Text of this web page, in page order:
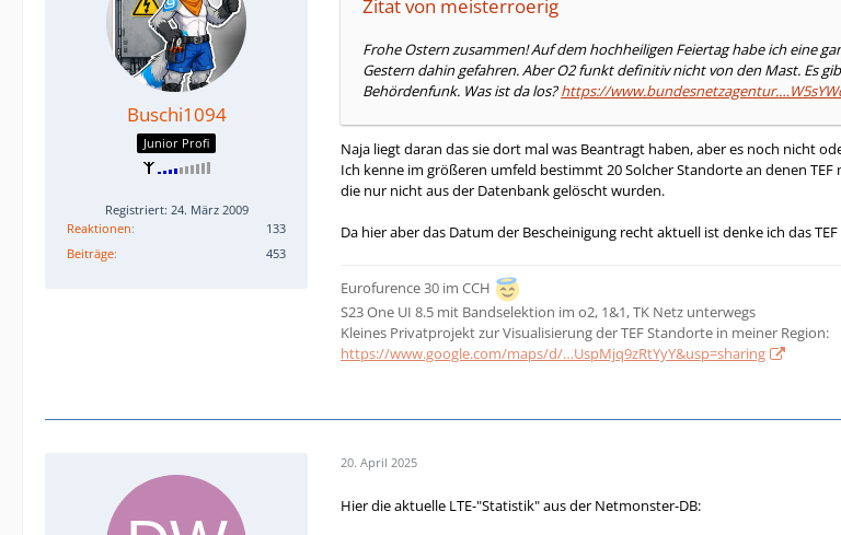
Buschi1094
Junior Profi
Registriert: 24. März 2009
Reaktionen
133
Beiträge
453
Zitat von meisterroerig
Frohe Ostern zusammen! Auf dem hochheiligen Feiertag habe ich eine
Gestern dahin gefahren. Aber O2 funkt definitiv nicht von den Mast. Es
Behördenfunk. Was ist da los?https://
Naja liegt daran das sie dort mal was Beantragt haben, aber es noch nicht
Ich kenne im größeren umfeld bestimmt 20 Solcher Standorte an denen
die nur nicht aus der Datenbank gelöscht wurden.
Da hier aber das Datum der Bescheinigung recht aktuell ist denke ich das
Eurofurence 30 im CCH
S23 One UI 8.5 mit Bandselektion im o2, 1&1, TK Netz unterwegs
Kleines Privatprojekt zur Visualisierung der TEF Standorte in meiner Region:
https://www.google.com/maps/d/…UspMjq9zRtYyY&usp=sharing
20. April 2025
Hier die aktuelle LTE-"Statistik" aus der Netmonster-DB: